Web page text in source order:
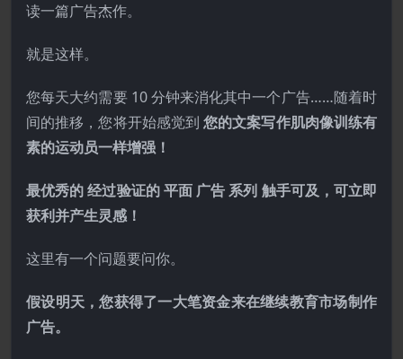
读一篇广告杰作。
就是这样。
您每天大约需要 10 分钟来消化其中一个广告……随着时
间的推移，您将开始感觉到您的文案写作肌肉像训练有
素的运动员一样增强！
最优秀的 经过验证的 平面 ​​广告 系列 触手可及，可立即
获利并产生灵感！
这里有一个问题要问你。
假设明天，您获得了一大笔资金来在继续教育市场制作
广告。